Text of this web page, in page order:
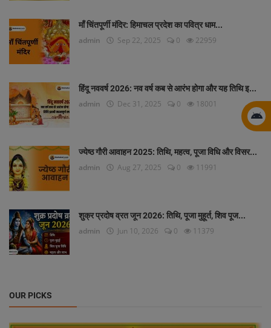
माँ चिंतपूर्णी मंदिर: हिमाचल प्रदेश का पवित्र धाम...
admin Sep 22, 2025 0 22959
हिंदू नववर्ष 2026: नव वर्ष कब से आरंभ होगा और यह तिथि इ...
admin Dec 31, 2025 0 18001
ज्येष्ठ गौरी आवाहन 2025: तिथि, महत्व, पूजा विधि और विसर...
admin Aug 27, 2025 0 11991
शुक्र प्रदोष व्रत जून 2026: तिथि, पूजा मुहूर्त, शिव पूज...
admin Jun 10, 2026 0 11379
OUR PICKS